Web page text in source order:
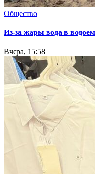
Общество
Из-за жары вода в
Вчера, 15:58